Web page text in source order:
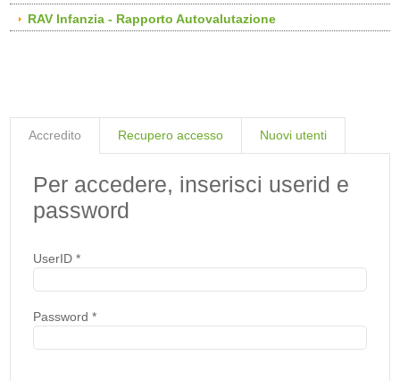
RAV Infanzia - Rapporto Autovalutazione
Accredito Recupero accesso Nuovi utenti
Per accedere, inserisci userid e
password
UserID*
Password*